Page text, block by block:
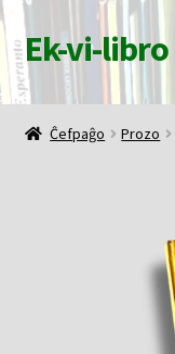
Pretersalti
al
navigado
Iri
rekte
al
la
enhavo
Ek-vi-libro
Ĉefpaĝo
Ĉefpaĝo Prozo